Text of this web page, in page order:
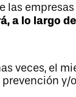
las
a lo largo
veces, el
prevención y/